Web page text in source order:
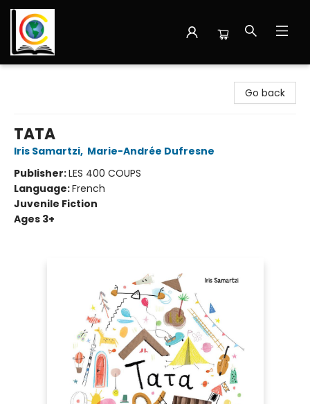
Go back
TATA
Iris Samartzi, Marie-Andrée Dufresne
Publisher:LES 400 COUPS
Language:French
Juvenile Fiction
Ages 3+